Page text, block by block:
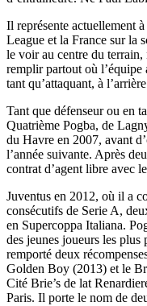
Il représente actuellement
League et la France sur la
le voir au centre du
remplir partout où l’équipe
tant qu’attaquant, à
Tant que défenseur ou en
Quatrième Pogba, de
du Havre en 2007, avant
l’année suivante. Après
contrat d’agent libre avec
Juventus en 2012, où il a
consécutifs de Serie A,
en Supercoppa Italiana.
des jeunes joueurs les plus
remporté deux
Golden Boy (2013) et le
Cité Brie’s de lat
Paris. Il porte le nom de